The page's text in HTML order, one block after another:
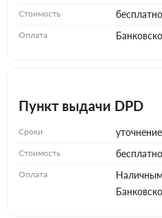
Стоимость
Оплата
Пункт выдачи DPD
Сроки
Стоимость бесплатно
Оплата